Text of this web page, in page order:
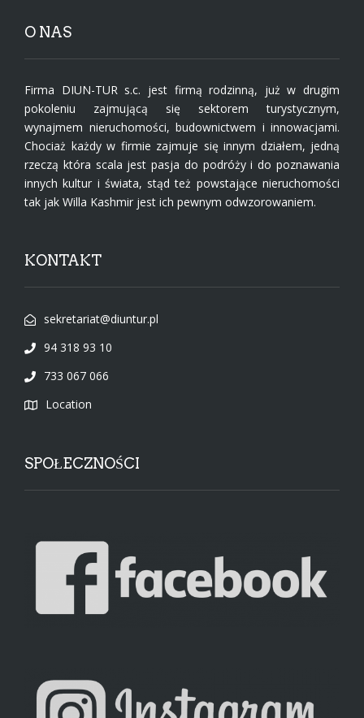
O NAS
Firma DIUN-TUR s.c. jest firmą rodzinną, już w drugim
pokoleniu zajmującą się sektorem turystycznym,
wynajmem nieruchomości, budownictwem i innowacjami.
Chociaż każdy w firmie zajmuje się innym działem, jedną
rzeczą która scala jest pasja do podróży i do poznawania
innych kultur i świata, stąd też powstające nieruchomości
tak jak Willa Kashmir jest ich pewnym odwzorowaniem.
KONTAKT
sekretariat@diuntur.pl
94 318 93 10
733 067 066
Location
SPOŁECZNOŚCI